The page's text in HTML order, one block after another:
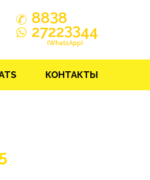
8838
27223344
(WhatsApp)
КОНТАКТЫ